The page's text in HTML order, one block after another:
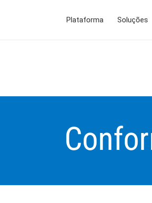
Plataforma Soluções